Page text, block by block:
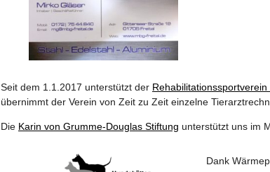
Seit dem 1.1.2017 unterstützt der Rehabilitationssportverein
übernimmt der Verein von Zeit zu Zeit einzelne
Die Karin von Grumme-Douglas Stiftung unterstützt uns im
Dank